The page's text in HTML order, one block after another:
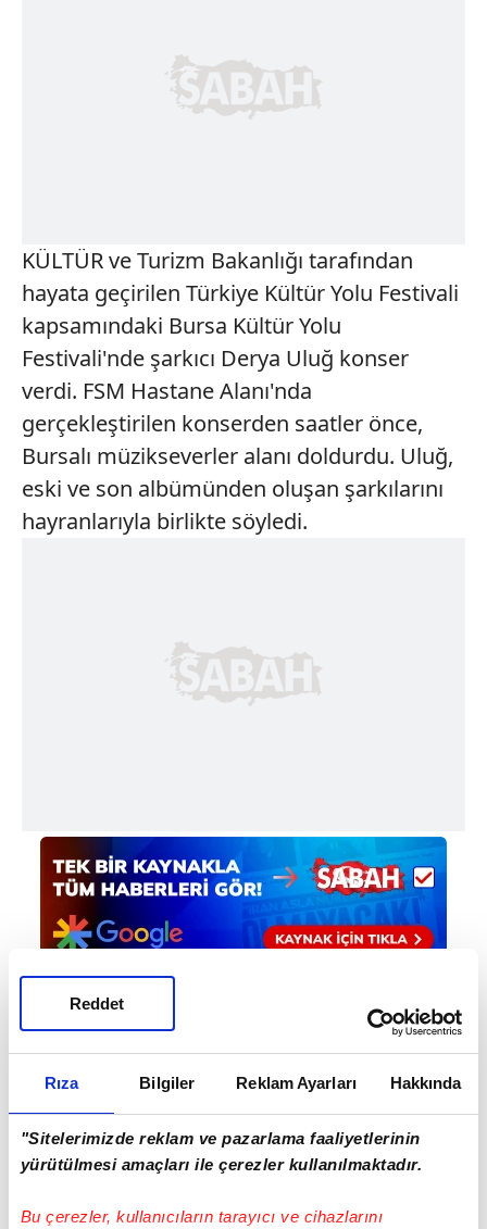
Rıza Bilgiler Reklam Ayarları Hakkında
"Sitelerimizde reklam ve pazarlama faaliyetlerinin
yürütülmesi amaçları ile çerezler kullanılmaktadır.
Bu çerezler, kullanıcıların tarayıcı ve cihazlarını
Reddet
KÜLTÜR ve Turizm Bakanlığı tarafından
hayata geçirilen Türkiye Kültür Yolu Festivali
kapsamındaki Bursa Kültür Yolu
Festivali'nde şarkıcı Derya Uluğ konser
verdi. FSM Hastane Alanı'nda
gerçekleştirilen konserden saatler önce,
Bursalı müzikseverler alanı doldurdu. Uluğ,
eski ve son albümünden oluşan şarkılarını
hayranlarıyla birlikte söyledi.
Mete Efendioğlu - Editör